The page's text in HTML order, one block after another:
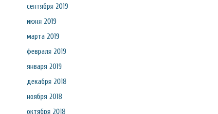
сентября 2019
июня 2019
марта 2019
февраля 2019
января 2019
декабря 2018
ноября 2018
октября 2018